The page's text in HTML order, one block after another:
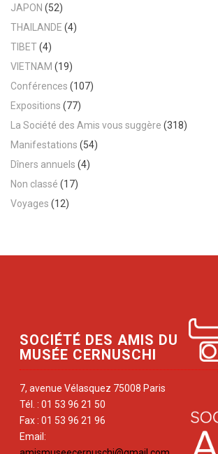
JAPON (52)
THAILANDE (4)
TIBET(4)
VIETNAM (19)
Conférences (107)
Expositions (77)
La Société des Amis vous suggère (318)
Manifestations (54)
Dîners annuels (4)
Non classé (17)
Voyages (12)
SOCIÉTÉ DES AMIS DU
MUSÉE CERNUSCHI
7, avenue Vélasquez 75008 Paris
Tél. : 01 53 96 21 50
Fax : 01 53 96 21 96
Email: